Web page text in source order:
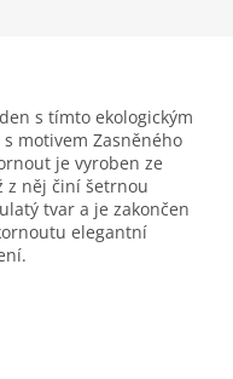
s tímto ekologickým
motivem Zasněného
je vyroben ze
z něj činí šetrnou
tvar a je zakončen
elegantní